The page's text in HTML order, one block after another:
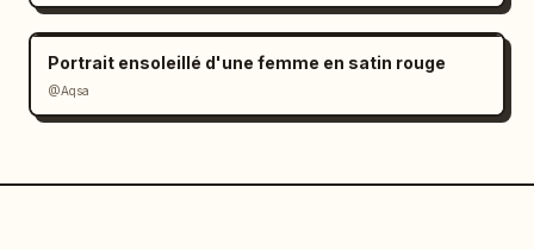
Portrait ensoleillé d'une femme en satin rouge
@Aqsa